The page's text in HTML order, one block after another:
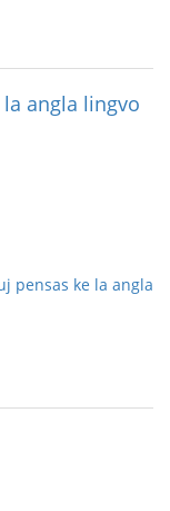
angla lingvo
pensas ke la angla